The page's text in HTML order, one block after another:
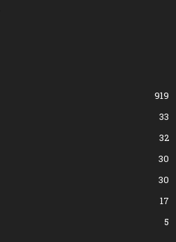
919
33
32
30
30
17
5